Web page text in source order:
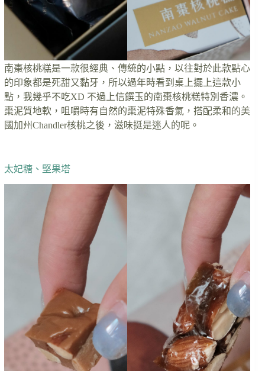
南棗核桃糕是一款很經典、傳統的小點，以往對於此款點心
的印象都是死甜又黏牙，所以過年時看到桌上擺上這款小
點，我幾乎不吃XD 不過上信饌玉的南棗核桃糕特別香濃。
棗泥質地軟，咀嚼時有自然的棗泥特殊香氣，搭配柔和的美
國加州Chandler核桃之後，滋味挺是迷人的呢。
太妃糖、堅果塔